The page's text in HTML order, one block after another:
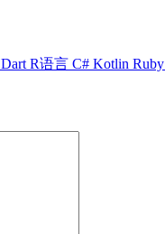
Dart R语言 C# Kotlin Ruby